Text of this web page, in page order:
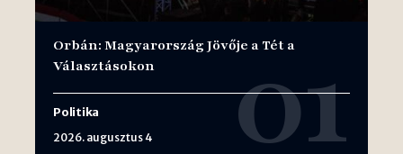
Orbán: Magyarország Jövője a Tét a
Választásokon
Politika
2026. augusztus 4